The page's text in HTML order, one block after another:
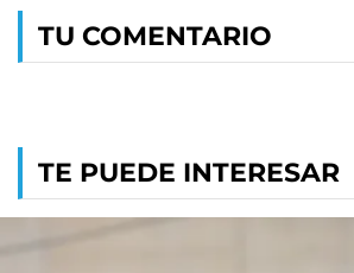
TU COMENTARIO
TE PUEDE INTERESAR